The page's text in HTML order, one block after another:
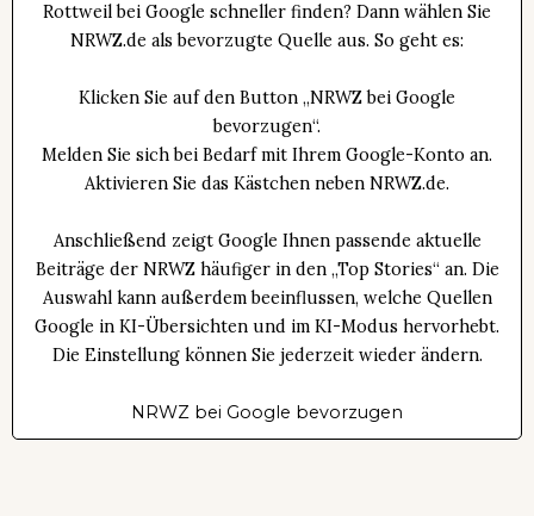
Rottweil bei Google schneller finden? Dann wählen Sie
NRWZ.de als bevorzugte Quelle aus. So geht es:
Klicken Sie auf den Button „NRWZ bei Google
bevorzugen“.
Melden Sie sich bei Bedarf mit Ihrem Google-Konto an.
Aktivieren Sie das Kästchen neben NRWZ.de.
Anschließend zeigt Google Ihnen passende aktuelle
Beiträge der NRWZ häufiger in den „Top Stories“ an. Die
Auswahl kann außerdem beeinflussen, welche Quellen
Google in KI-Übersichten und im KI-Modus hervorhebt.
Die Einstellung können Sie jederzeit wieder ändern.
NRWZ bei Google bevorzugen